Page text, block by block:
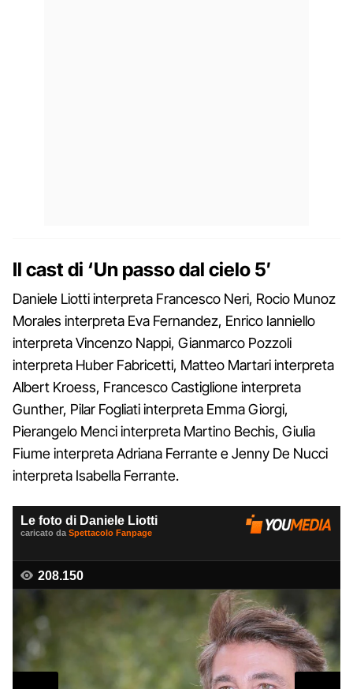
Il cast di ‘Un passo dal cielo 5′
Daniele Liotti interpreta Francesco Neri, Rocio Munoz
Morales interpreta Eva Fernandez, Enrico Ianniello
interpreta Vincenzo Nappi, Gianmarco Pozzoli
interpreta Huber Fabricetti, Matteo Martari interpreta
Albert Kroess, Francesco Castiglione interpreta
Gunther, Pilar Fogliati interpreta Emma Giorgi,
Pierangelo Menci interpreta Martino Bechis, Giulia
Fiume interpreta Adriana Ferrante e Jenny De Nucci
interpreta Isabella Ferrante.